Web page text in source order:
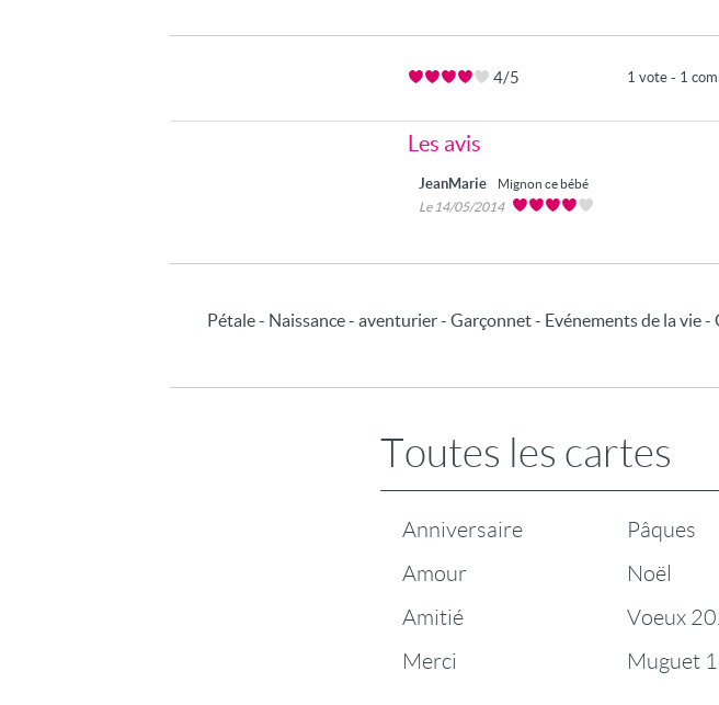
4/5 1 vote - 1
Les avis
JeanMarie
Mignon ce bébé
Le 14/05/2014
Pétale - Naissance - aventurier - Garçonnet - Evénements de la vie -
Toutes les cartes
Anniversaire
Amour
Amitié
Merci
Pâques
Noël
Voeux
Muguet